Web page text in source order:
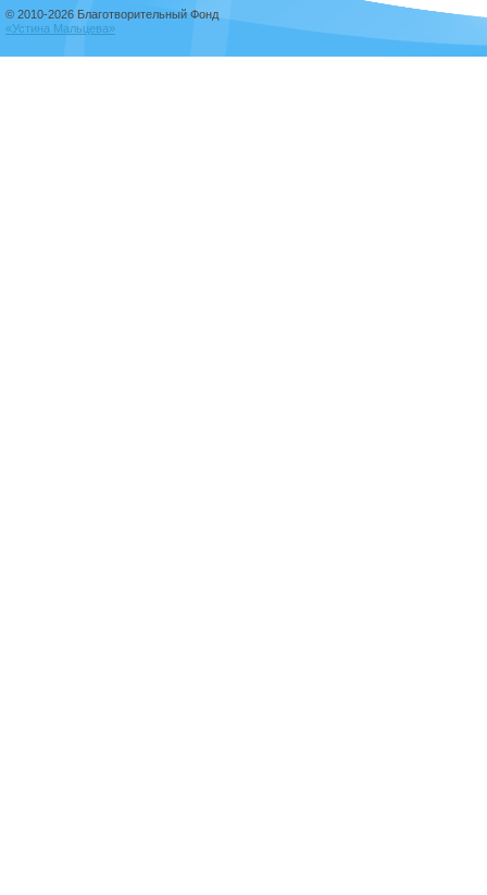
© 2010-2026 Благотворительный Фонд
«Устина Мальцева»